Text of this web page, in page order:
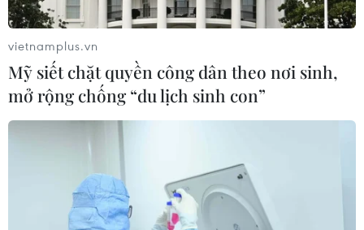
Mỹ sẽ tiếp tục duy trì sự hiện diện quân
vietnamplus.vn
Mỹ siết chặt quyền công dân theo nơi sinh,
mở rộng chống “du lịch sinh con”